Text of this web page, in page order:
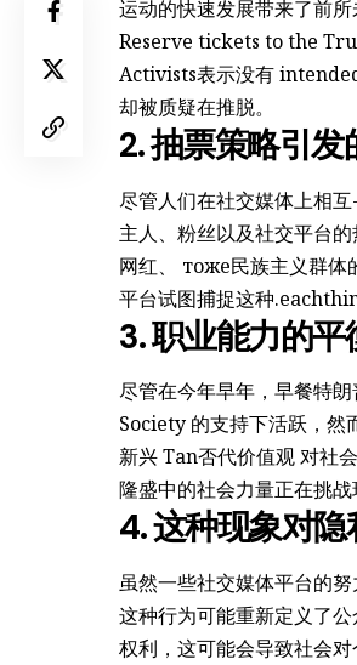
运动的快速发展带来了前
Reserve tickets to the
Activists表示没有
却被质疑在推脱。
2. 抽票策略引
尽管人们在社交媒体上相
主人、粉丝以及社交平台
网红、 тоже民族主义群
平台试图捕捉这种
3. 职业能力的
尽管在今年早年，早餐特
Society 的支持下活跃，然
新兴 Tan否代价值观 对社
隆盛中的社会力量正在挑战
4. 这种现象对
虽然一些社交媒体平台的
这种行为可能重新定义了
权利，这可能会导致社会